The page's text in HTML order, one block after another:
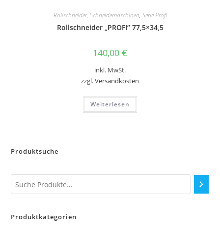
Rollschneider, Schneidemaschinen, Serie Profi
Rollschneider „PROFI“ 77,5×34,5
140,00 €
inkl. MwSt.
zzgl.Versandkosten
Weiterlesen
Produktsuche
Produktkategorien